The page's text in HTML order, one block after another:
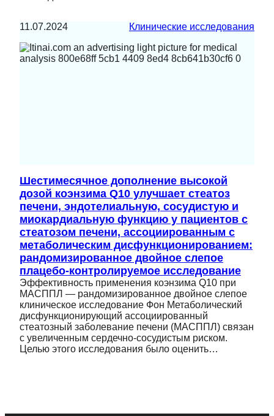
11.07.2024 Клинические исследования
Шестимесячное дополнение высокой
дозой коэнзима Q10 улучшает стеатоз
печени, эндотелиальную, сосудистую и
миокардиальную функцию у пациентов с
стеатозом печени, ассоциированным с
метаболическим дисфункционированием:
рандомизированное двойное слепое
плацебо-контролируемое исследование
Эффективность применения коэнзима Q10 при
МАСППЛ — рандомизированное двойное слепое
клиническое исследование Фон Метаболический
дисфункционирующий ассоциированный
стеатозный заболевание печени (МАСППЛ) связан
с увеличенным сердечно-сосудистым риском.
Целью этого исследования было оценить…